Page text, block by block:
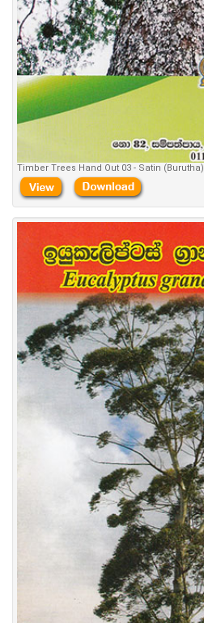
Timber Trees Hand Out 03 - Satin (Burutha)